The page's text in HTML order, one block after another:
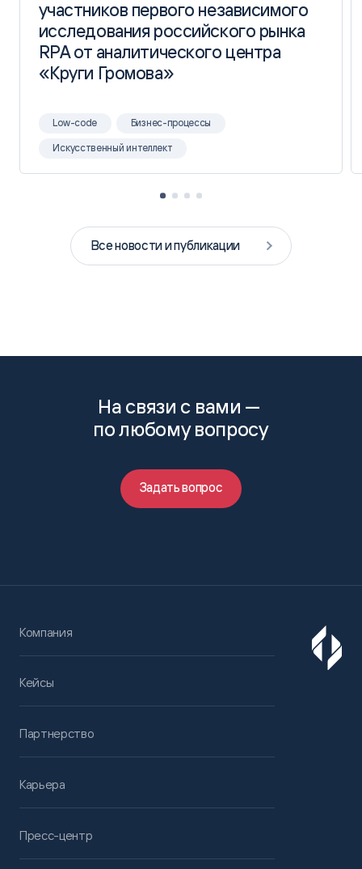
участников первого независимого
исследования российского рынка
RPA от аналитического центра
«Круги Громова»
участников первого независимого
исследования российского рынка
RPA от аналитического центра
«Круги Громова»
Low-code Бизнес-процессы
Искусственный интеллект
Все новости и публикации
На связи с вами —
по любому вопросу
Задать вопрос
Компания
Кейсы
Партнерство
Карьера
Пресс-центр